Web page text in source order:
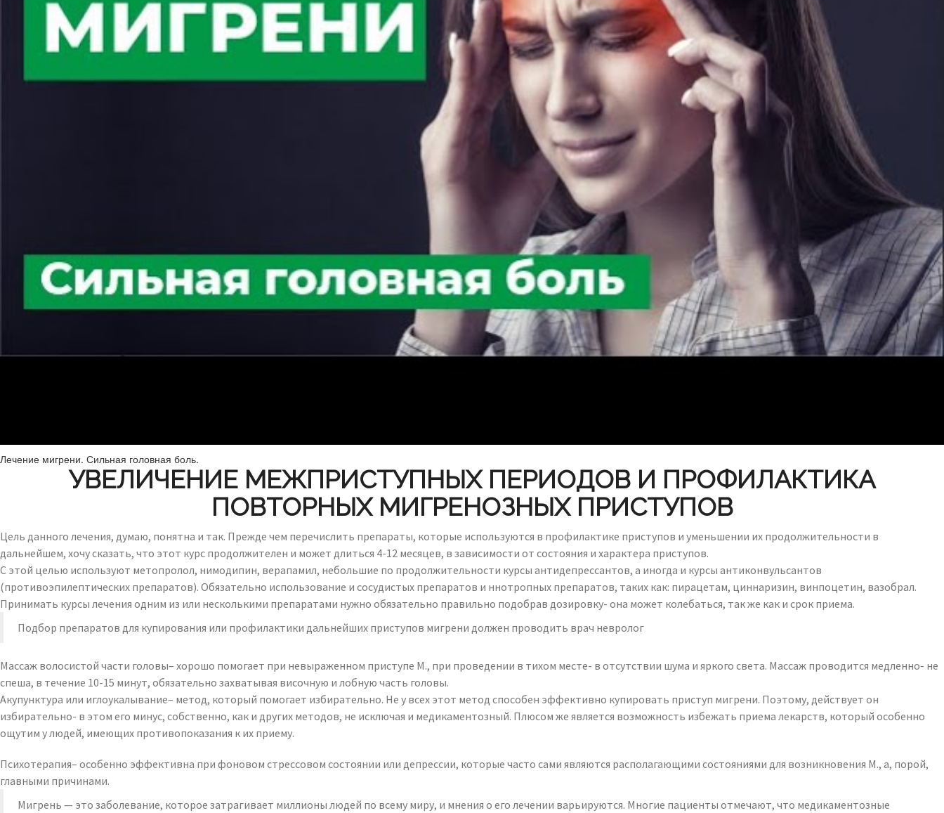
Лечение мигрени. Сильная головная боль.
УВЕЛИЧЕНИЕ МЕЖПРИСТУПНЫХ ПЕРИОДОВ И ПРОФИЛАКТИКА
ПОВТОРНЫХ МИГРЕНОЗНЫХ ПРИСТУПОВ
Цель данного лечения, думаю, понятна и так. Прежде чем перечислить препараты, которые используются в профилактике приступов и уменьшении их продолжительности в
дальнейшем, хочу сказать, что этот курс продолжителен и может длиться 4-12 месяцев, в зависимости от состояния и характера приступов.
С этой целью используют метопролол, нимодипин, верапамил, небольшие по продолжительности курсы антидепрессантов, а иногда и курсы антиконвульсантов
(противоэпилептических препаратов). Обязательно использование и сосудистых препаратов и ннотропных препаратов, таких как: пирацетам, циннаризин, винпоцетин, вазобрал.
Принимать курсы лечения одним из или несколькими препаратами нужно обязательно правильно подобрав дозировку- она может колебаться, так же как и срок приема.
Подбор препаратов для купирования или профилактики дальнейших приступов мигрени должен проводить врач невролог
Массаж волосистой части головы– хорошо помогает при невыраженном приступе М., при проведении в тихом месте- в отсутствии шума и яркого света. Массаж проводится медленно- не
спеша, в течение 10-15 минут, обязательно захватывая височную и лобную часть головы.
Акупунктура или иглоукалывание– метод, который помогает избирательно. Не у всех этот метод способен эффективно купировать приступ мигрени. Поэтому, действует он
избирательно- в этом его минус, собственно, как и других методов, не исключая и медикаментозный. Плюсом же является возможность избежать приема лекарств, который особенно
ощутим у людей, имеющих противопоказания к их приему.
Психотерапия– особенно эффективна при фоновом стрессовом состоянии или депрессии, которые часто сами являются располагающими состояниями для возникновения М., а, порой,
главными причинами.
Мигрень — это заболевание, которое затрагивает миллионы людей по всему миру, и мнения о его лечении варьируются. Многие пациенты отмечают, что медикаментозные